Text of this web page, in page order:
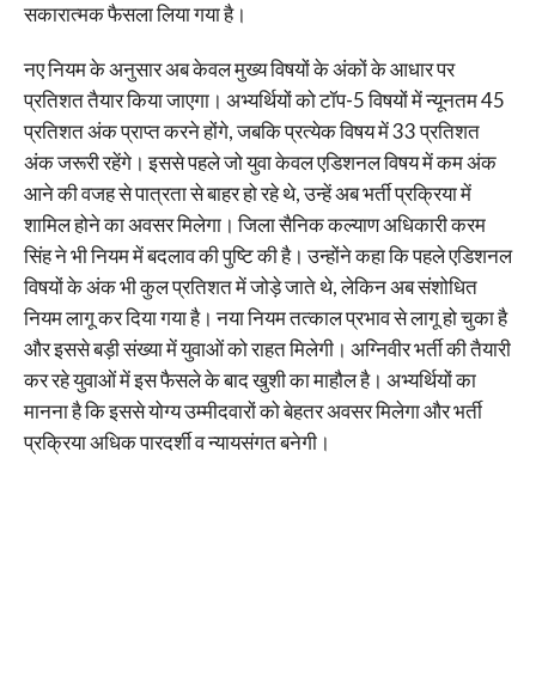
सकारात्मक फैसला लिया गया है।
नए नियम के अनुसार अब केवल मुख्य विषयों के अंकों के आधार पर
प्रतिशत तैयार किया जाएगा। अभ्यर्थियों को टॉप-5 विषयों में न्यूनतम 45
प्रतिशत अंक प्राप्त करने होंगे, जबकि प्रत्येक विषय में 33 प्रतिशत
अंक जरूरी रहेंगे। इससे पहले जो युवा केवल एडिशनल विषय में कम अंक
आने की वजह से पात्रता से बाहर हो रहे थे, उन्हें अब भर्ती प्रक्रिया में
शामिल होने का अवसर मिलेगा। जिला सैनिक कल्याण अधिकारी करम
सिंह ने भी नियम में बदलाव की पुष्टि की है। उन्होंने कहा कि पहले एडिशनल
विषयों के अंक भी कुल प्रतिशत में जोड़े जाते थे, लेकिन अब संशोधित
नियम लागू कर दिया गया है। नया नियम तत्काल प्रभाव से लागू हो चुका है
और इससे बड़ी संख्या में युवाओं को राहत मिलेगी। अग्निवीर भर्ती की तैयारी
कर रहे युवाओं में इस फैसले के बाद खुशी का माहौल है। अभ्यर्थियों का
मानना है कि इससे योग्य उम्मीदवारों को बेहतर अवसर मिलेगा और भर्ती
प्रक्रिया अधिक पारदर्शी व न्यायसंगत बनेगी।